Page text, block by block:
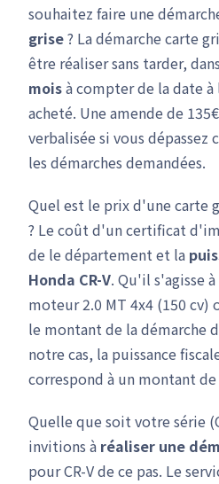
souhaitez faire une
grise? La démarche carte
être réaliser sans tarder, dans
moisà compter de la date
acheté. Une amende de
verbalisée si vous dépassez
les démarches demandées.
Quel est le prix d'une carte
? Le coût d'un certificat
de le département et la
Honda CR-V. Qu'il s'agisse
moteur 2.0 MT 4x4 (150 cv)
le montant de la démarche
notre cas, la puissance
correspond à un montant de
Quelle que soit votre série
invitions à réaliser une
pour CR-V de ce pas. Le